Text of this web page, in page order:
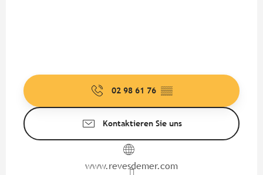
02 98 61 76 ▒▒
Kontaktieren Sie uns
www.revesdemer.com